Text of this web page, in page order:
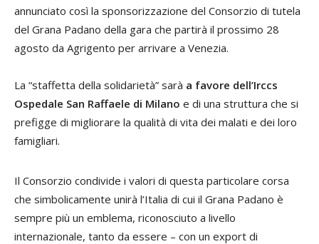
annunciato così la sponsorizzazione del Consorzio di tutela
del Grana Padano della gara che partirà il prossimo 28
agosto da Agrigento per arrivare a Venezia.
La “staffetta della solidarietà” sarà a favore dell’Irccs
Ospedale San Raffaele di Milano e di una struttura che si
prefigge di migliorare la qualità di vita dei malati e dei loro
famigliari.
Il Consorzio condivide i valori di questa particolare corsa
che simbolicamente unirà l’Italia di cui il Grana Padano è
sempre più un emblema, riconosciuto a livello
internazionale, tanto da essere – con un export di